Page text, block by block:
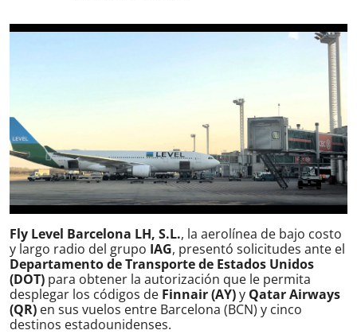
Fly Level Barcelona LH, S.L., la aerolínea de bajo costo
y largo radio del grupo IAG, presentó solicitudes ante el
Departamento de Transporte de Estados Unidos
(DOT) para obtener la autorización que le permita
desplegar los códigos de Finnair (AY)y Qatar Airways
(QR) en sus vuelos entre Barcelona (BCN) y cinco
destinos estadounidenses.